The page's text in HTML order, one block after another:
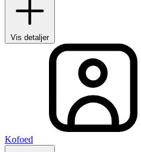
Vis detaljer
Kofoed